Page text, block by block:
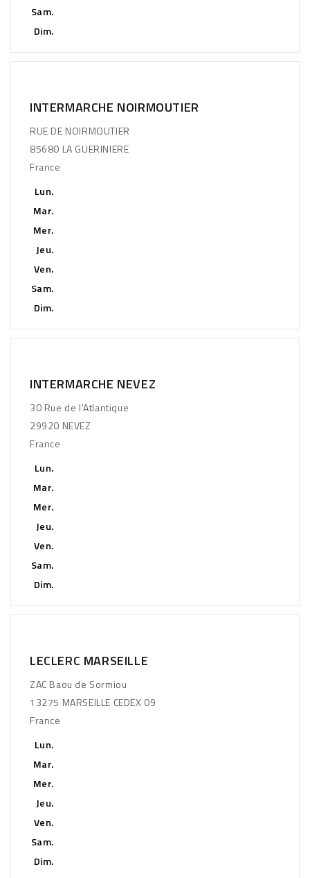
Sam.
Dim.
INTERMARCHE NOIRMOUTIER
RUE DE NOIRMOUTIER
85680 LA GUERINIERE
France
Lun.
Mar.
Mer.
Jeu.
Ven.
Sam.
Dim.
INTERMARCHE NEVEZ
30 Rue de l'Atlantique
29920 NEVEZ
France
Lun.
Mar.
Mer.
Jeu.
Ven.
Sam.
Dim.
LECLERC MARSEILLE
ZAC Baou de Sormiou
13275 MARSEILLE CEDEX 09
France
Lun.
Mar.
Mer.
Jeu.
Ven.
Sam.
Dim.